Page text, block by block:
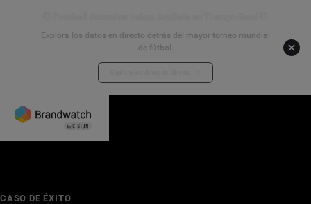
Explora los datos en directo detrás del mayor torneo mundial
de fútbol.
CASO DE ÉXITO